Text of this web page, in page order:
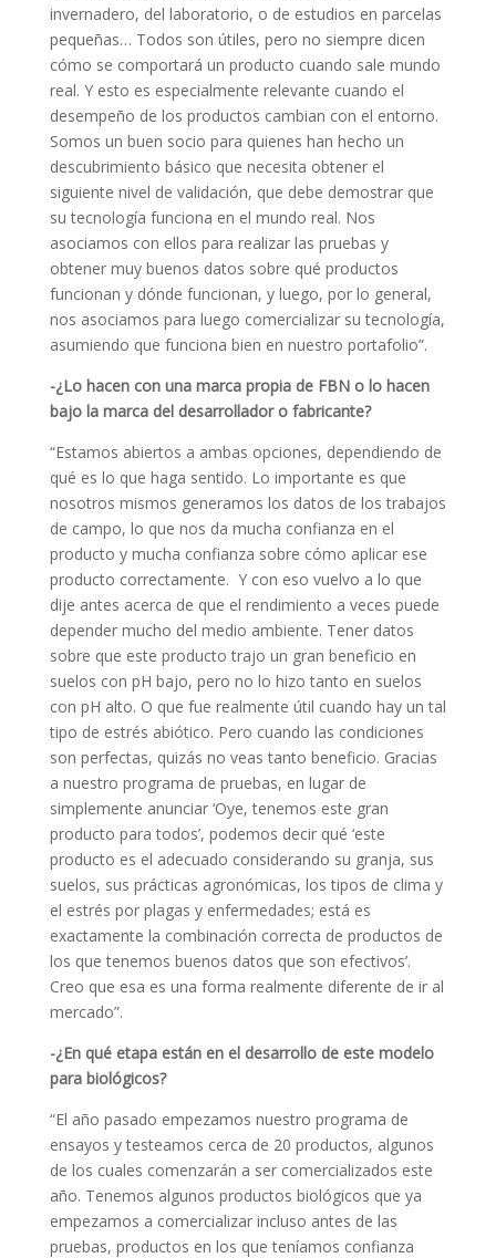
invernadero, del laboratorio, o de estudios en parcelas
pequeñas… Todos son útiles, pero no siempre dicen
cómo se comportará un producto cuando sale mundo
real. Y esto es especialmente relevante cuando el
desempeño de los productos cambian con el entorno.
Somos un buen socio para quienes han hecho un
descubrimiento básico que necesita obtener el
siguiente nivel de validación, que debe demostrar que
su tecnología funciona en el mundo real. Nos
asociamos con ellos para realizar las pruebas y
obtener muy buenos datos sobre qué productos
funcionan y dónde funcionan, y luego, por lo general,
nos asociamos para luego comercializar su tecnología,
asumiendo que funciona bien en nuestro portafolio”.
-¿Lo hacen con una marca propia de FBN o lo hacen
bajo la marca del desarrollador o fabricante?
“Estamos abiertos a ambas opciones, dependiendo de
qué es lo que haga sentido. Lo importante es que
nosotros mismos generamos los datos de los trabajos
de campo, lo que nos da mucha confianza en el
producto y mucha confianza sobre cómo aplicar ese
producto correctamente. Y con eso vuelvo a lo que
dije antes acerca de que el rendimiento a veces puede
depender mucho del medio ambiente. Tener datos
sobre que este producto trajo un gran beneficio en
suelos con pH bajo, pero no lo hizo tanto en suelos
con pH alto. O que fue realmente útil cuando hay un tal
tipo de estrés abiótico. Pero cuando las condiciones
son perfectas, quizás no veas tanto beneficio. Gracias
a nuestro programa de pruebas, en lugar de
simplemente anunciar ‘Oye, tenemos este gran
producto para todos’, podemos decir qué ‘este
producto es el adecuado considerando su granja, sus
suelos, sus prácticas agronómicas, los tipos de clima y
el estrés por plagas y enfermedades; está es
exactamente la combinación correcta de productos de
los que tenemos buenos datos que son efectivos’.
Creo que esa es una forma realmente diferente de ir al
mercado”.
-¿En qué etapa están en el desarrollo de este modelo
para biológicos?
“El año pasado empezamos nuestro programa de
ensayos y testeamos cerca de 20 productos, algunos
de los cuales comenzarán a ser comercializados este
año. Tenemos algunos productos biológicos que ya
empezamos a comercializar incluso antes de las
pruebas, productos en los que teníamos confianza